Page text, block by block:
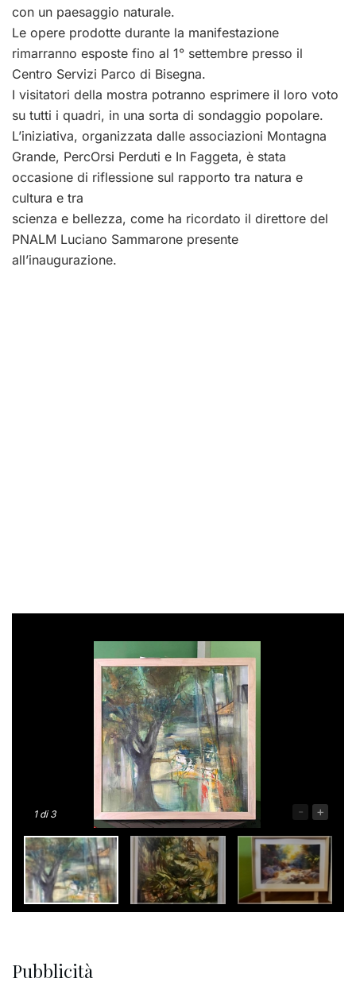
con un paesaggio naturale.
Le opere prodotte durante la manifestazione
rimarranno esposte fino al 1° settembre presso il
Centro Servizi Parco di Bisegna.
I visitatori della mostra potranno esprimere il loro voto
su tutti i quadri, in una sorta di sondaggio popolare.
L’iniziativa, organizzata dalle associazioni Montagna
Grande, PercOrsi Perduti e In Faggeta, è stata
occasione di riflessione sul rapporto tra natura e
cultura e tra
scienza e bellezza, come ha ricordato il direttore del
PNALM Luciano Sammarone presente
all’inaugurazione.
1di 3 - +
Pubblicità